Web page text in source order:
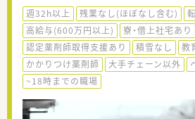
週32h以上 残業なし(ほぼなし含む)
高給与(600万円以上)
寮・借上社宅あり
認定薬剤師取得支援あり
積雪なし 教
かかりつけ薬剤師
大手チェーン以外
~18時までの職場